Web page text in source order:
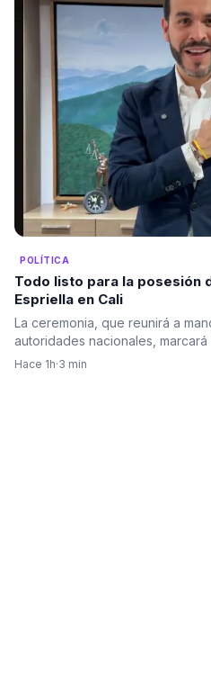
POLÍTICA
Todo listo para la posesión
Espriella en Cali
La ceremonia, que reunirá a
autoridades nacionales, marcará
Hace 1h·3 min